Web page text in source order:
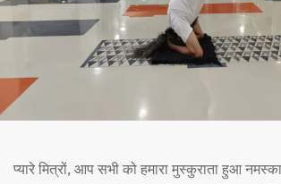
प्यारे मित्रों, आप सभी को हमारा मुस्कुराता हुआ